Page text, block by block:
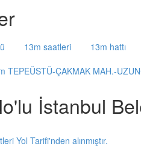
13m saatleri 13m hattı
TEPEÜSTÜ-ÇAKMAK MAH.-
İstanbul
Yol Tarifi'nden alınmıştır.